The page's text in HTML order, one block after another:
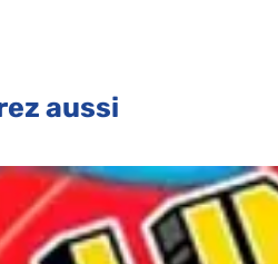
qu'un simple jeu, c'est une
aussi